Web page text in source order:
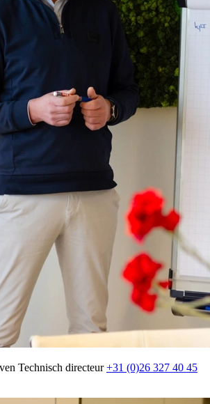
Technisch directeur +31 (0)26 327 40 45